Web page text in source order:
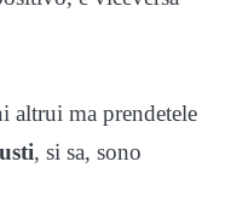
altrui ma prendetele
, si sa, sono